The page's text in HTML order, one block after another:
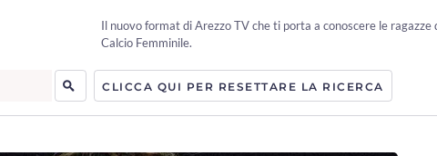
Il nuovo format di Arezzo TV che ti porta a conoscere le ragazze
Calcio Femminile.
CLICCA QUI PER RESETTARE LA RICERCA